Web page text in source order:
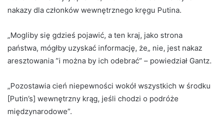
nakazy dla członków wewnętrznego kręgu Putina.
„Mogliby się gdzieś pojawić, a ten kraj, jako strona
państwa, mógłby uzyskać informację, że„ nie, jest nakaz
aresztowania ”i można by ich odebrać” – powiedział Gantz.
„Pozostawia cień niepewności wokół wszystkich w środku
[Putin’s] wewnętrzny krąg, jeśli chodzi o podróże
międzynarodowe”.